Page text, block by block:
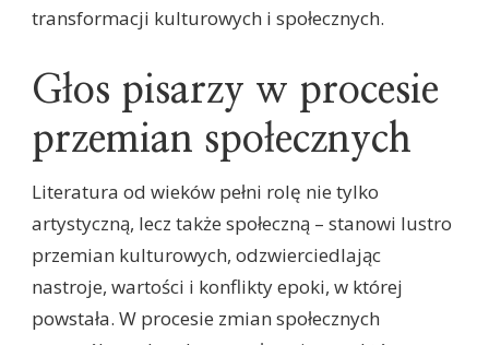
transformacji kulturowych i społecznych.
Głos pisarzy w procesie
przemian społecznych
Literatura od wieków pełni rolę nie tylko
artystyczną, lecz także społeczną – stanowi lustro
przemian kulturowych, odzwierciedlając
nastroje, wartości i konflikty epoki, w której
powstała. W procesie zmian społecznych